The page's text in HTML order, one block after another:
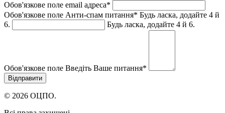
Обов'язкове поле email адреса*
Обов'язкове поле Анти-спам питання* Будь ласка, додайте 4 й
6.
Будь ласка, додайте 4 й 6.
Обов'язкове поле Введіть Ваше питання*
© 2026 ОЦПО.